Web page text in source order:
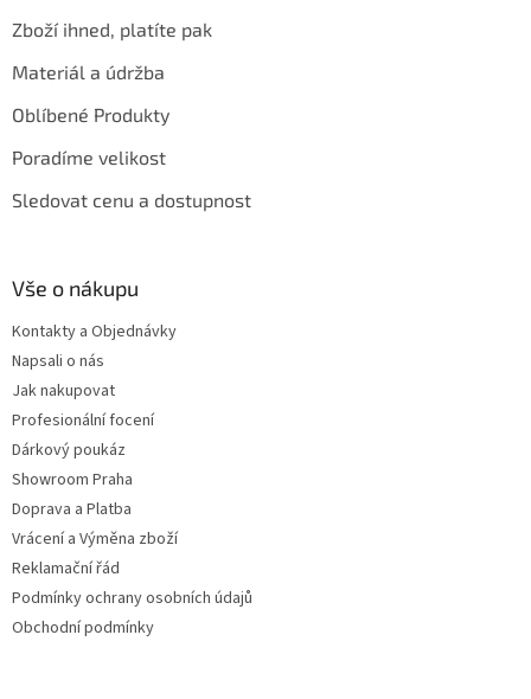
Zboží ihned, platíte pak
Materiál a údržba
Oblíbené Produkty
Poradíme velikost
Sledovat cenu a dostupnost
Vše o nákupu
Kontakty a Objednávky
Napsali o nás
Jak nakupovat
Profesionální focení
Dárkový poukáz
Showroom Praha
Doprava a Platba
Vrácení a Výměna zboží
Reklamační řád
Podmínky ochrany osobních údajů
Obchodní podmínky